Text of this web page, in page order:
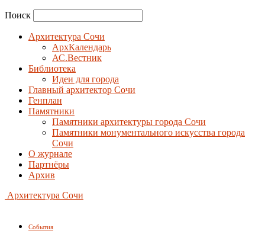
Поиск
Архитектура Сочи
АрхКалендарь
АС.Вестник
Библиотека
Идеи для города
Главный архитектор Сочи
Генплан
Памятники
Памятники архитектуры города Сочи
Памятники монументального искусства города
Сочи
О журнале
Партнёры
Архив
Архитектура Сочи
События